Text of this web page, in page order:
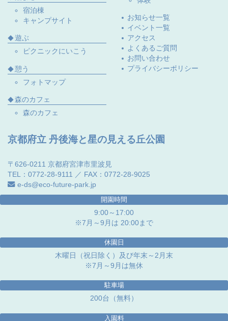
宿泊棟
キャンプサイト
遊ぶ
ピクニックにいこう
憩う
フォトマップ
森のカフェ
森のカフェ
お知らせ一覧
イベント一覧
アクセス
よくあるご質問
お問い合わせ
プライバシーポリシー
京都府立 丹後海と星の見える丘公園
〒626-0211 京都府宮津市里波見
TEL：0772-28-9111 ／ FAX：0772-28-9025
e-ds@eco-future-park.jp
開園時間
9:00～17:00
※7月～9月は 20:00まで
休園日
木曜日（祝日除く）及び年末～2月末
※7月～9月は無休
駐車場
200台（無料）
入園料